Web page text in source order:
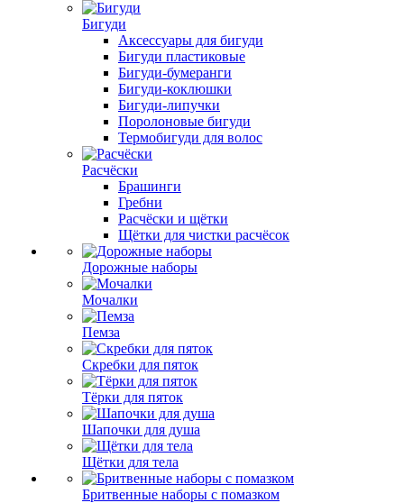
Бигуди
Аксессуары для бигуди
Бигуди пластиковые
Бигуди-бумеранги
Бигуди-коклюшки
Бигуди-липучки
Поролоновые бигуди
Термобигуди для волос
Расчёски
Брашинги
Гребни
Расчёски и щётки
Щётки для чистки расчёсок
Дорожные наборы
Мочалки
Пемза
Скребки для пяток
Тёрки для пяток
Шапочки для душа
Щётки для тела
Бритвенные наборы с помазком